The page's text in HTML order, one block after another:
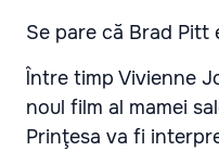
Se pare că Brad
Între timp Vivienne
noul film al mamei
Prinţesa va fi